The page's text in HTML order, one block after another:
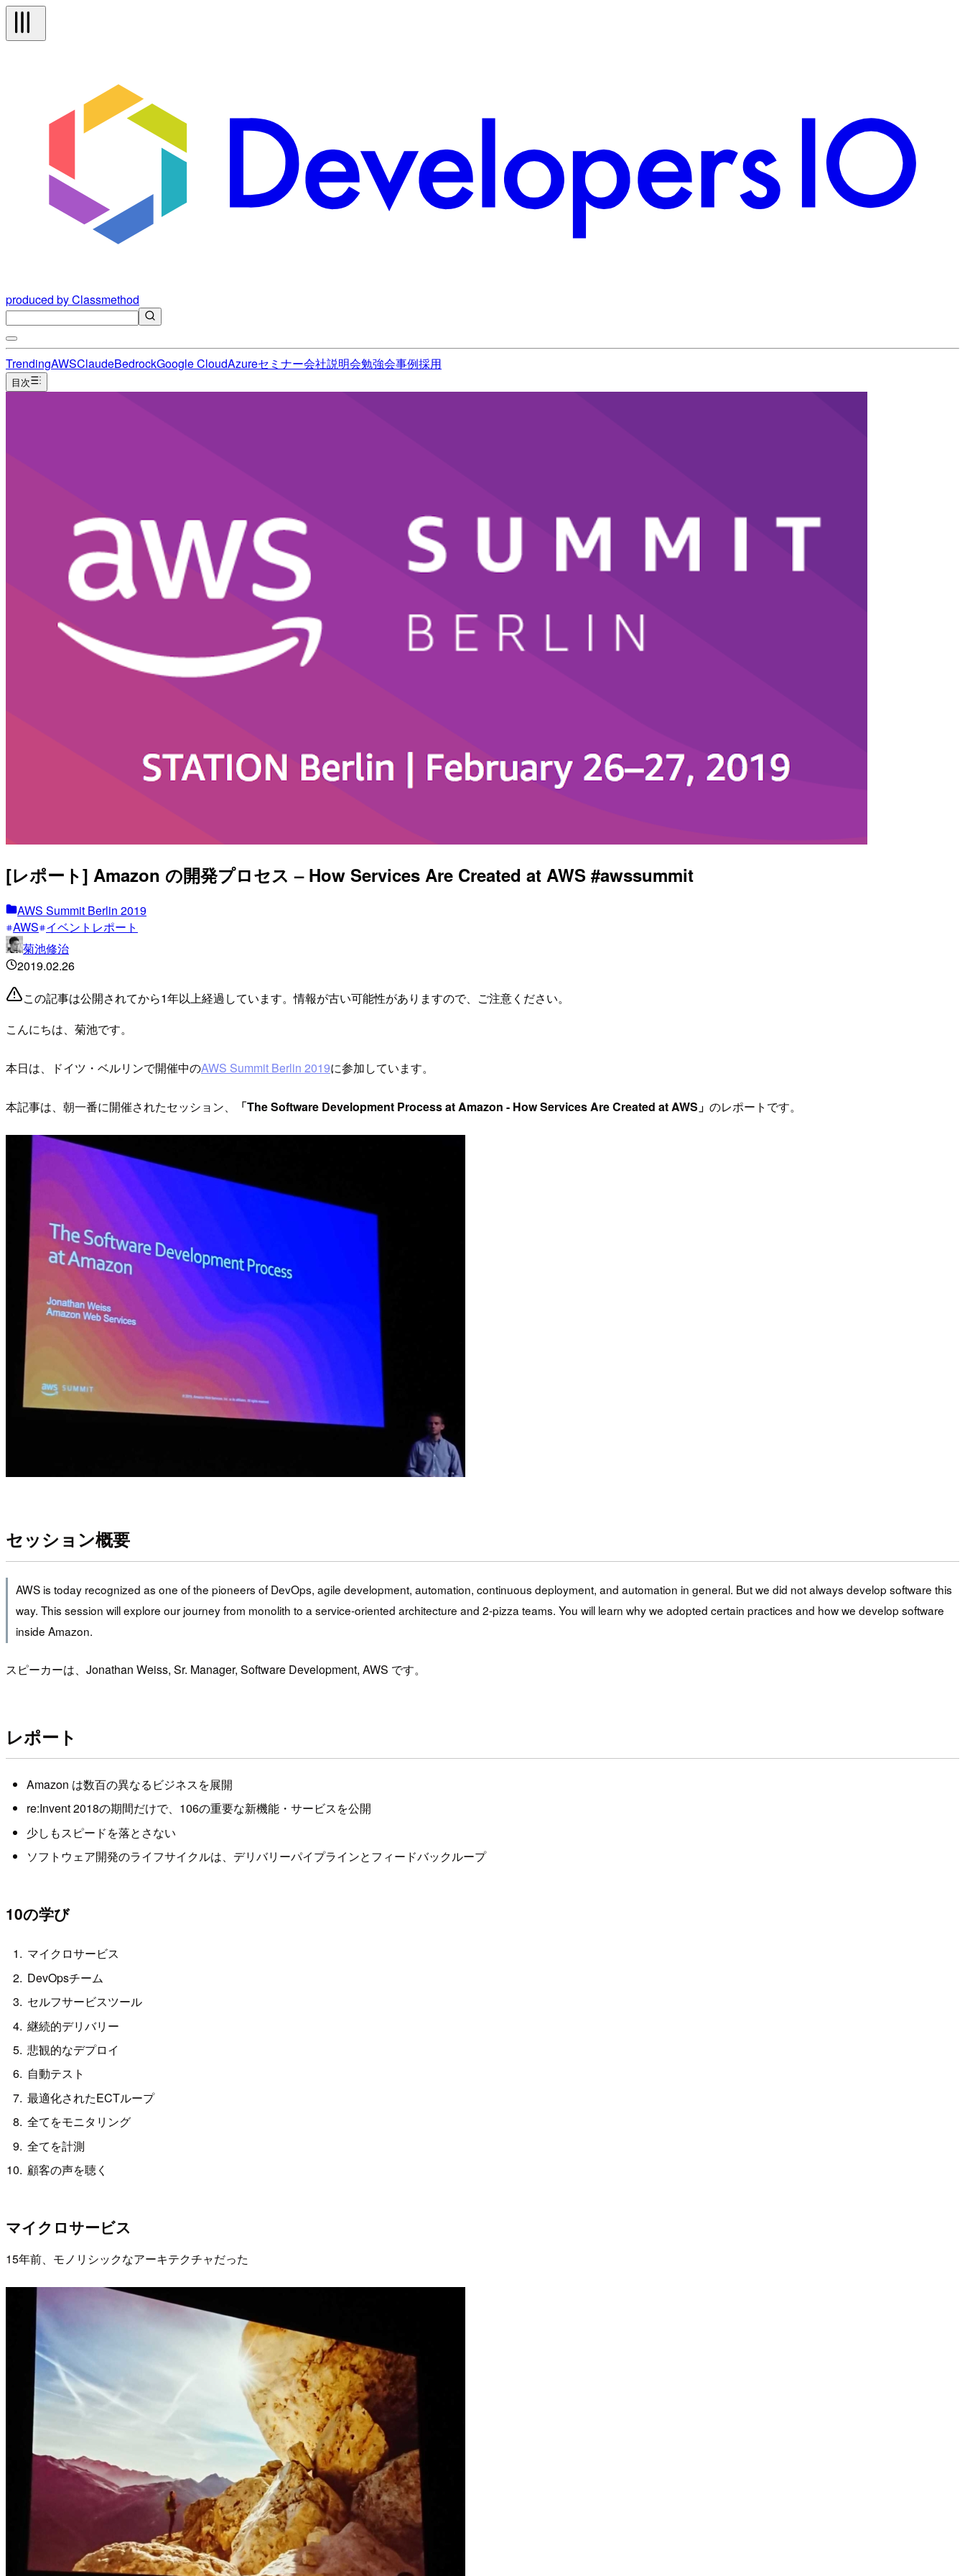
produced by Classmethod
TrendingAWSClaudeBedrockGoogle CloudAzureセミナー会社説明会勉強会事例採用
目次
[レポート] Amazon の開発プロセス – How Services Are Created at AWS #awssummit
AWS Summit Berlin 2019
AWS イベントレポート
菊池修治
2019.02.26
この記事は公開されてから1年以上経過しています。情報が古い可能性がありますので、ご注意ください。
こんにちは、菊池です。
本日は、ドイツ・ベルリンで開催中のAWS Summit Berlin 2019に参加しています。
本記事は、朝一番に開催されたセッション、 「The Software Development Process at Amazon - How Services Are Created at AWS」 のレポートです。
セッション概要
AWS is today recognized as one of the pioneers of DevOps, agile development, automation, continuous deployment, and automation in general. But we did not always develop software this
way. This session will explore our journey from monolith to a service-oriented architecture and 2-pizza teams. You will learn why we adopted certain practices and how we develop software
inside Amazon.
スピーカーは、Jonathan Weiss, Sr. Manager, Software Development, AWS です。
レポート
Amazon は数百の異なるビジネスを展開
re:Invent 2018の期間だけで、106の重要な新機能・サービスを公開
少しもスピードを落とさない
ソフトウェア開発のライフサイクルは、デリバリーパイプラインとフィードバックループ
10の学び
マイクロサービス
DevOpsチーム
セルフサービスツール
継続的デリバリー
悲観的なデプロイ
自動テスト
最適化されたECTループ
全てをモニタリング
全てを計測
顧客の声を聴く
マイクロサービス
15年前、モノリシックなアーキテクチャだった